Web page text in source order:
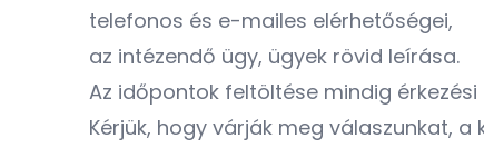
telefonos és e-mailes elérhetőségei,
az intézendő ügy, ügyek rövid leírása.
Az időpontok feltöltése mindig
Kérjük, hogy várják meg válaszunkat,